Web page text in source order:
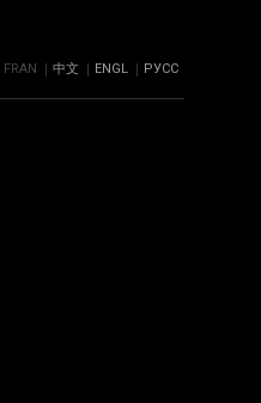
FRAN 中文 ENGL РУСС